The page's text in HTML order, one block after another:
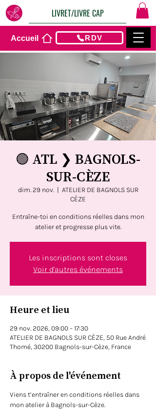
LIVRET/LIVRE CAP
Accueil RDV
🟢 ATL ❯ BAGNOLS-
SUR-CÈZE
dim. 29 nov.
  |
ATELIER DE BAGNOLS SUR
CÈZE
Entraîne-toi en conditions réelles dans mon
atelier et progresse plus vite.
Les inscriptions sont closes
Voir d'autres événements
Heure et lieu
29 nov. 2026, 09:00 – 17:30
ATELIER DE BAGNOLS SUR CÈZE, 50 Rue André
Thomé, 30200 Bagnols-sur-Cèze, France
À propos de l'événement
Viens t’entraîner en conditions réelles dans
mon atelier à Bagnols-sur-Cèze.